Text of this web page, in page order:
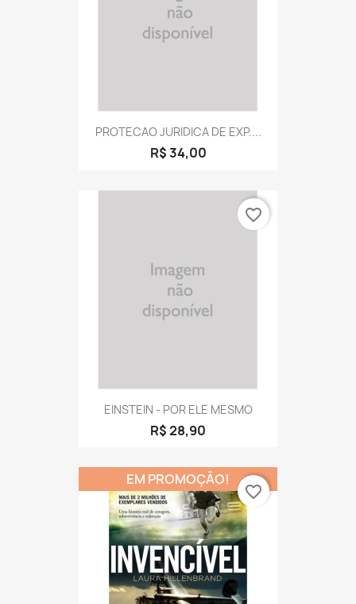
PROTECAO JURIDICA DE EXP....
R$ 34,00
EINSTEIN - POR ELE MESMO
R$ 28,90
favorite_border
EM PROMOÇÃO!
favorite_border